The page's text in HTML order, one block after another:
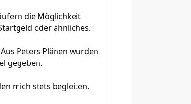
die Möglichkeit
oder ähnliches.
Peters Plänen wurden
gegeben.
mich stets begleiten.